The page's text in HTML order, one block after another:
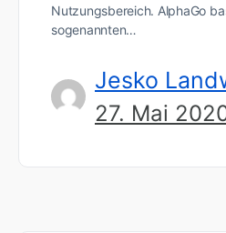
Nutzungsbereich. AlphaGo
sogenannten…
Jesko
27. Mai